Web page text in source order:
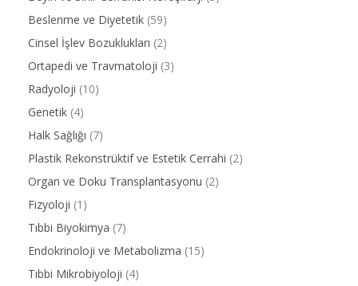
Beslenme ve Diyetetik (59)
Cinsel İşlev Bozuklukları (2)
Ortapedi ve Travmatoloji (3)
Radyoloji (10)
Genetik (4)
Halk Sağlığı (7)
Plastik Rekonstrüktif ve Estetik Cerrahi (2)
Organ ve Doku Transplantasyonu (2)
Fizyoloji (1)
Tıbbi Biyokimya (7)
Endokrinoloji ve Metabolizma (15)
Tıbbi Mikrobiyoloji (4)